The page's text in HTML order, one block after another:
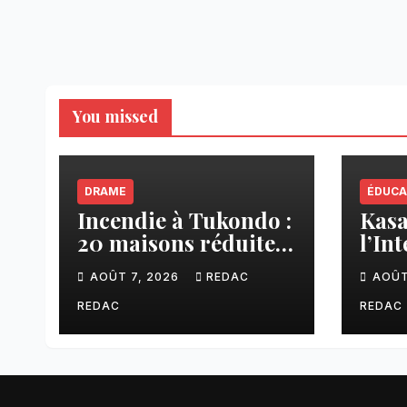
You missed
DRAME
Incendie à Tukondo :
20 maisons réduites
en cendres, plusieurs
familles sans abri
AOÛT 7, 2026 REDAC
REDAC
une
aux
REDAC